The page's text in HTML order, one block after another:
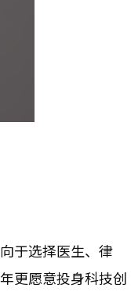
于选择医生、律
更愿意投身科技创